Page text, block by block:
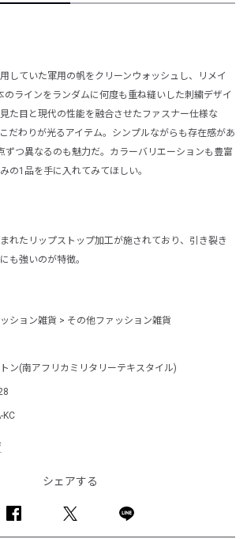
していた軍用の帆をクリーンウォッシュし、リメイ
のラインをランダムに何度も重ね縫いした刺繍デザイ
た目と現代の性能を融合させたファスナー仕様な
だわりが光るアイテム。シンプルながらも存在感があ
ずつ異なるのも魅力だ。カラーバリエーションも豊富
の1品を手に入れてみてほしい。
れたリップストップ加工が施されており、引き裂き
も強いのが特徴。
ション雑貨 > その他ファッション雑貨
ン(南アフリカミリタリーテキスタイル)
KC
シェアする